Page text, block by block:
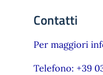
Contatti
Per maggiori
Telefono: +39